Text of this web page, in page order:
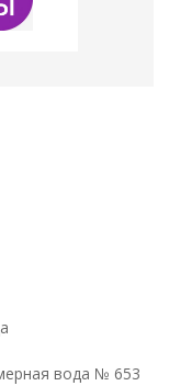
вода № 653